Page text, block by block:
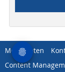
Mediadaten
Content